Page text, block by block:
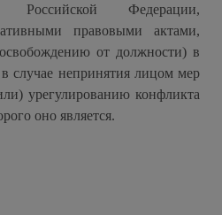
Российской Федерации,
правовыми актами,
от должности) в
случае непринятия лицом мер
урегулированию конфликта
оно является.